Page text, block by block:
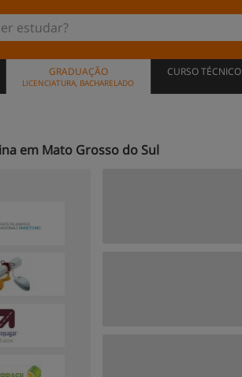
GRADUAÇÃO
LICENCIATURA, BACHARELADO
CURSO TÉCNICO
em Mato Grosso do Sul